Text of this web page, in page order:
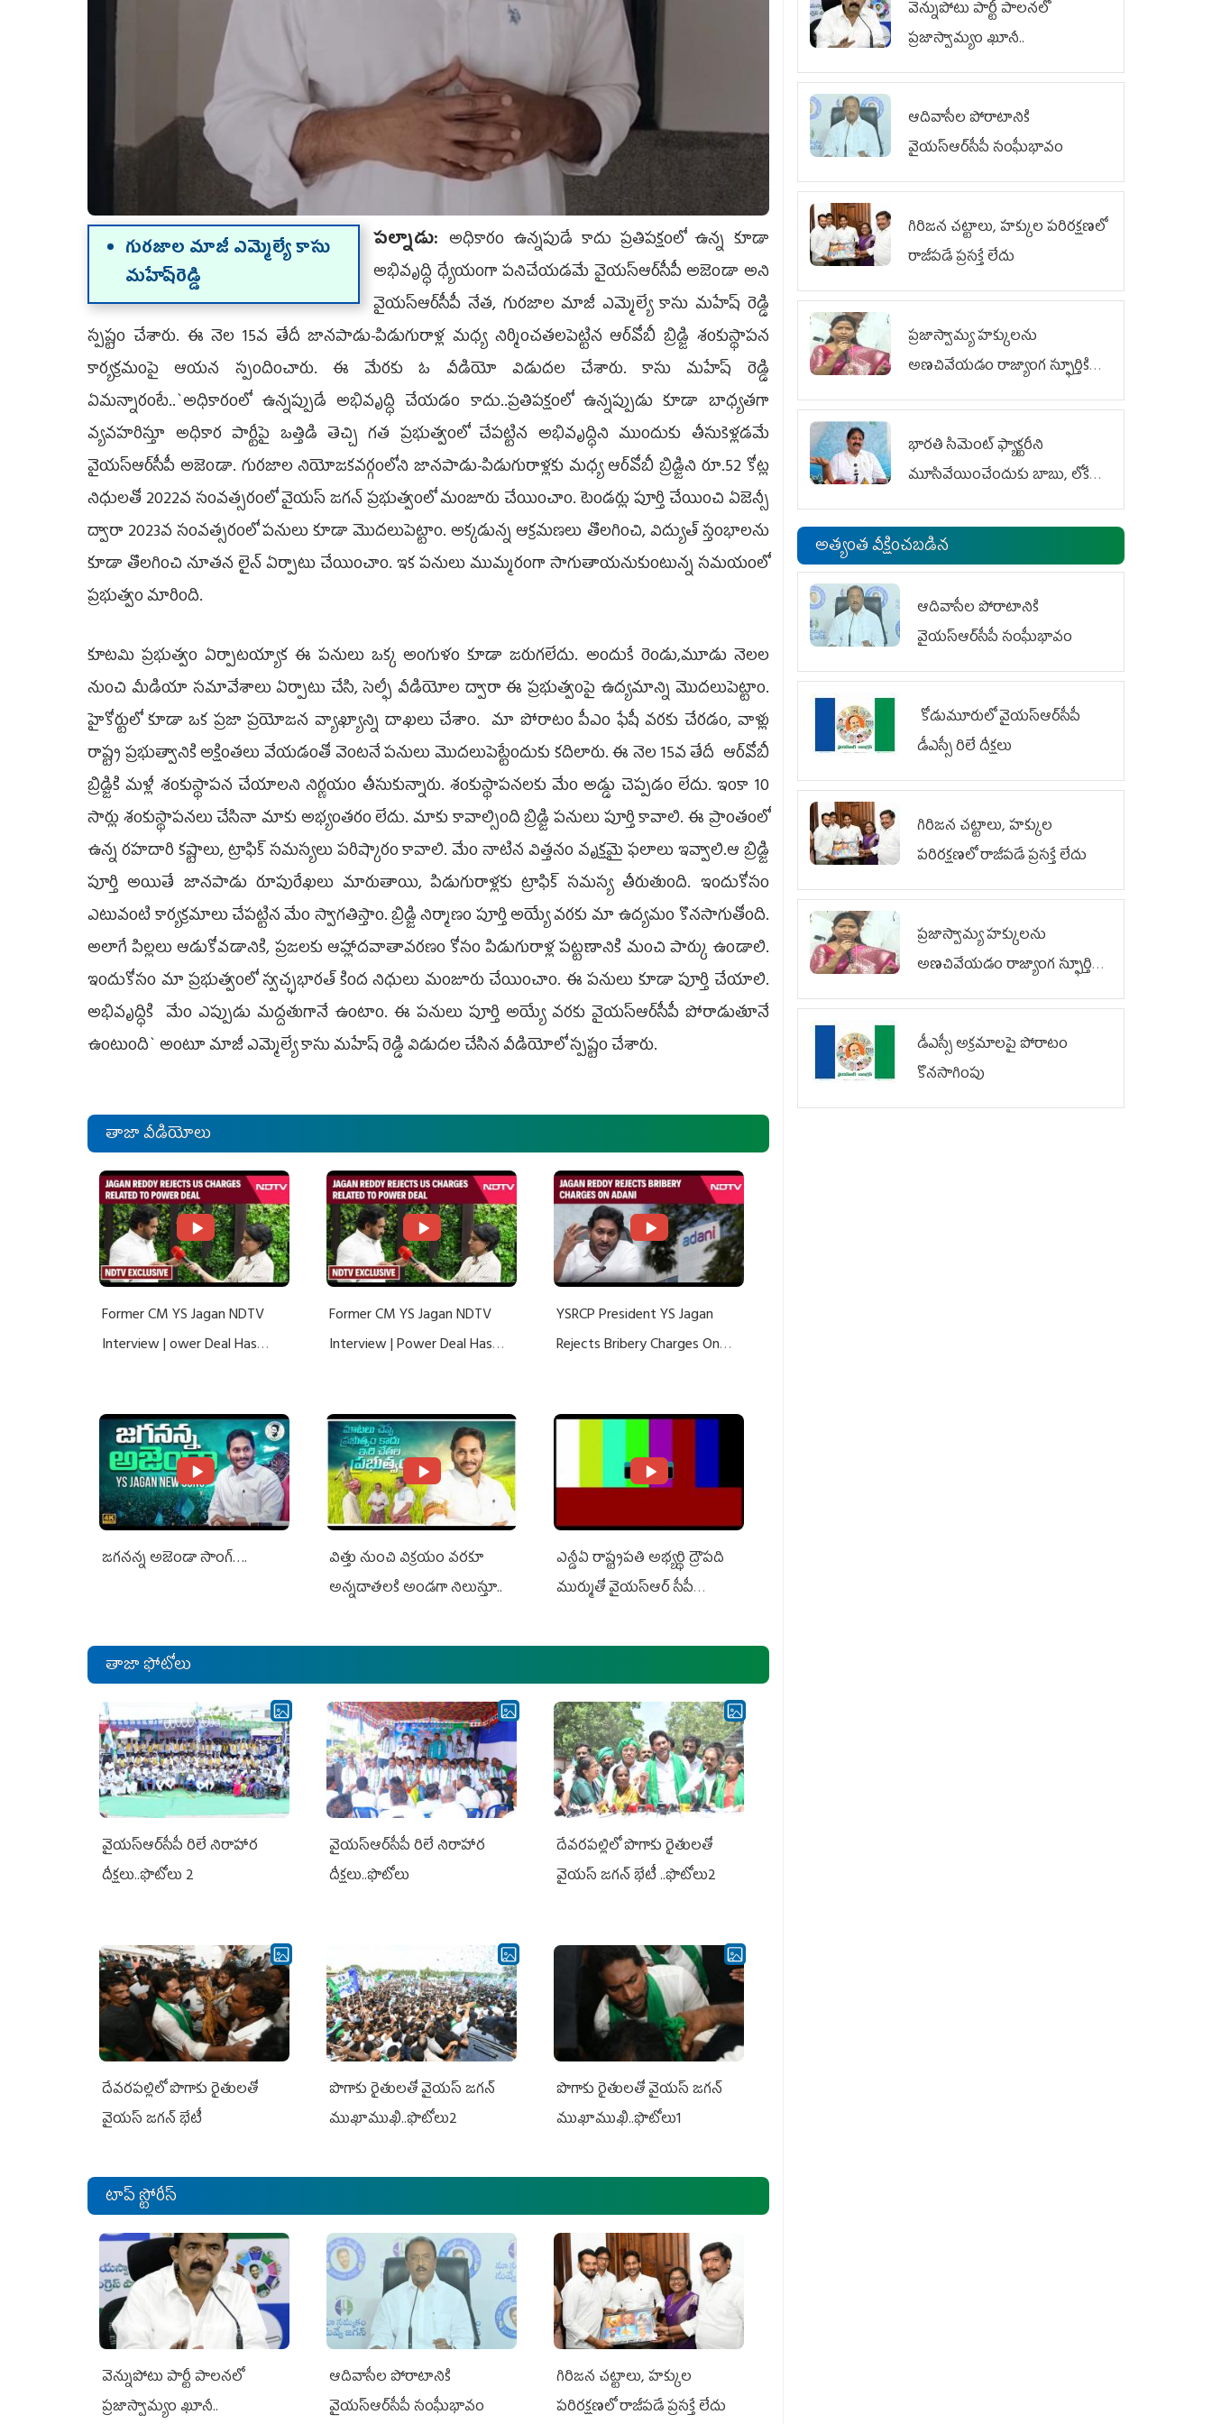
గుర‌జాల మాజీ ఎమ్మెల్యే కాసు
మహేష్‌రెడ్డి
ప‌ల్నాడు: అధికారం ఉన్నపుడే కాదు ప్రతిపక్షంలో ఉన్న కూడా
అభివృద్ధి ధ్యేయంగా పనిచేయడమే వైయ‌స్ఆర్‌సీపీ అజెండా అని
వైయ‌స్ఆర్‌సీపీ నేత‌, గుర‌జాల మాజీ ఎమ్మెల్యే కాసు మహేష్ రెడ్డి
స్ప‌ష్టం చేశారు. ఈ నెల 15వ తేదీ జాన‌పాడు-పిడుగురాళ్ల మ‌ధ్య నిర్మించ‌త‌ల‌పెట్టిన ఆర్‌వోబీ బ్రిడ్జి శంకుస్థాప‌న
కార్య‌క్ర‌మంపై ఆయ‌న స్పందించారు. ఈ మేర‌కు ఓ వీడియో విడుద‌ల చేశారు. కాసు మ‌హేష్ రెడ్డి
ఏమ‌న్నారంటే..`అధికారంలో ఉన్న‌ప్పుడే అభివృద్ధి చేయ‌డం కాదు..ప్ర‌తిప‌క్షంలో ఉన్న‌ప్పుడు కూడా బాధ్య‌త‌గా
వ్య‌వ‌హ‌రిస్తూ అధికార పార్టీపై ఒత్తిడి తెచ్చి గ‌త ప్ర‌భుత్వంలో చేప‌ట్టిన అభివృద్ధిని ముందుకు తీసుకెళ్ల‌డ‌మే
వైయ‌స్ఆర్‌సీపీ అజెండా. గుర‌జాల నియోజ‌క‌వ‌ర్గంలోని జాన‌పాడు-పిడుగురాళ్ల‌కు మ‌ధ్య ఆర్‌వోబీ బ్రిడ్జిని రూ.52 కోట్ల
నిధుల‌తో 2022వ సంవ‌త్స‌రంలో వైయ‌స్ జ‌గ‌న్ ప్ర‌భుత్వంలో మంజూరు చేయించాం. టెండ‌ర్లు పూర్తి చేయించి ఏజెన్సీ
ద్వారా 2023వ సంవ‌త్స‌రంలో ప‌నులు కూడా మొద‌లుపెట్టాం. అక్క‌డున్న ఆక్ర‌మ‌ణ‌లు తొల‌గించి, విద్యుత్ స్తంభాల‌ను
కూడా తొల‌గించి నూత‌న లైన్ ఏర్పాటు చేయించాం. ఇక ప‌నులు ముమ్మ‌రంగా సాగుతాయ‌నుకుంటున్న స‌మ‌యంలో
ప్ర‌భుత్వం మారింది.
కూట‌మి ప్ర‌భుత్వం ఏర్పాట‌య్యాక ఈ ప‌నులు ఒక్క అంగుళం కూడా జ‌రుగ‌లేదు. అందుకే రెండు,మూడు నెల‌ల
నుంచి మీడియా స‌మావేశాలు ఏర్పాటు చేసి, సెల్ఫీ వీడియోల ద్వారా ఈ ప్ర‌భుత్వంపై ఉద్య‌మాన్ని మొద‌లుపెట్టాం.
హైకోర్టులో కూడా ఒక ప్ర‌జా ప్ర‌యోజ‌న వ్యాఖ్యాన్ని దాఖ‌లు చేశాం. మా పోరాటం పీఎం ఫేషీ వ‌ర‌కు చేర‌డం, వాళ్లు
రాష్ట్ర ప్ర‌భుత్వానికి అక్షింత‌లు వేయ‌డంతో వెంట‌నే ప‌నులు మొద‌లుపెట్టేందుకు క‌దిలారు. ఈ నెల 15వ తేదీ ఆర్‌వోబీ
బ్రిడ్జికి మ‌ళ్లీ శంకుస్థాప‌న చేయాల‌ని నిర్ణ‌యం తీసుకున్నారు. శంకుస్థాప‌న‌ల‌కు మేం అడ్డు చెప్ప‌డం లేదు. ఇంకా 10
సార్లు శంకుస్థాప‌న‌లు చేసినా మాకు అభ్యంత‌రం లేదు. మాకు కావాల్సింది బ్రిడ్జి ప‌నులు పూర్తి కావాలి. ఈ ప్రాంతంలో
ఉన్న ర‌హ‌దారి క‌ష్టాలు, ట్రాఫిక్ స‌మ‌స్య‌లు ప‌రిష్కారం కావాలి. మేం నాటిన విత్త‌నం వృక్ష‌మై ఫ‌లాలు ఇవ్వాలి.ఆ బ్రిడ్జి
పూర్తి అయితే జాన‌పాడు రూపురేఖ‌లు మారుతాయి, పిడుగురాళ్ల‌కు ట్రాఫిక్ స‌మ‌స్య తీరుతుంది. ఇందుకోసం
ఎటువంటి కార్య‌క్ర‌మాలు చేప‌ట్టిన మేం స్వాగ‌తిస్తాం. బ్రిడ్జి నిర్మాణం పూర్తి అయ్యే వ‌ర‌కు మా ఉద్య‌మం కొన‌సాగుతోంది.
అలాగే పిల్ల‌లు ఆడుకోవ‌డానికి, ప్ర‌జ‌ల‌కు ఆహ్లాద‌వాతావ‌ర‌ణం కోసం పిడుగురాళ్ల ప‌ట్ట‌ణానికి మంచి పార్కు ఉండాలి.
ఇందుకోసం మా ప్ర‌భుత్వంలో స్వ‌చ్ఛ‌భార‌త్ కింద నిధులు మంజూరు చేయించాం. ఈ ప‌నులు కూడా పూర్తి చేయాలి.
అభివృద్ధికి మేం ఎప్పుడు మ‌ద్ద‌తుగానే ఉంటాం. ఈ ప‌నులు పూర్తి అయ్యే వ‌ర‌కు వైయ‌స్ఆర్‌సీపీ పోరాడుతూనే
ఉంటుంది` అంటూ మాజీ ఎమ్మెల్యే కాసు మ‌హేష్ రెడ్డి విడుద‌ల చేసిన వీడియోలో స్ప‌ష్టం చేశారు.
తాజా వీడియోలు
Former CM YS Jagan NDTV
Interview | ower Deal Has
Former CM YS Jagan NDTV
Interview | Power Deal Has
YSRCP President YS Jagan
Rejects Bribery Charges On
జగనన్న అజెండా సాంగ్….
విత్తు నుంచి విక్రయం వరకూ
అన్నదాతలకి అండగా నిలుస్తూ..
ఎన్డీఏ రాష్ట్ర‌ప‌తి అభ్య‌ర్థి ద్రౌప‌ది
ముర్ముతో వైయ‌స్ఆర్ సీపీ
ఎమ్మెల్యేలు, ఎంపీల స‌మావేశం
తాజా ఫోటోలు
వైయ‌స్ఆర్‌సీపీ రిలే నిరాహార
దీక్షలు..ఫొటోలు 2
వైయ‌స్ఆర్‌సీపీ రిలే నిరాహార
దీక్షలు..ఫొటోలు
దేవరపల్లిలో పొగాకు రైతులతో
వైయస్ జగన్ భేటీ ..ఫొటోలు2
దేవరపల్లిలో పొగాకు రైతులతో
వైయస్ జగన్ భేటీ
పొగాకు రైతుల‌తో వైయ‌స్ జ‌గ‌న్
ముఖాముఖి..ఫొటోలు2
పొగాకు రైతుల‌తో వైయ‌స్ జ‌గ‌న్
ముఖాముఖి..ఫొటోలు1
టాప్ స్టోరీస్
వెన్నుపోటు పార్టీ పాలనలో
ప్రజాస్వామ్యం ఖూనీ..
ఆదివాసీల పోరాటానికి
వైయ‌స్ఆర్‌సీపీ సంఘీభావం
గిరిజన చట్టాలు, హక్కుల
పరిరక్షణలో రాజీపడే ప్రసక్తే లేదు
వెన్నుపోటు పార్టీ పాలనలో
ప్రజాస్వామ్యం ఖూనీ..
ఆదివాసీల పోరాటానికి
వైయ‌స్ఆర్‌సీపీ సంఘీభావం
గిరిజన చట్టాలు, హక్కుల పరిరక్షణలో
రాజీపడే ప్రసక్తే లేదు
ప్రజాస్వామ్య హక్కులను
అణచివేయడం రాజ్యాంగ స్ఫూర్తికి
విరుద్ధం
భారతి సిమెంట్ ఫ్యాక్టరీని
మూసివేయించేందుకు బాబు, లోకేశ్
కుట్ర
అత్యంత వీక్షించబడిన
ఆదివాసీల పోరాటానికి
వైయ‌స్ఆర్‌సీపీ సంఘీభావం
కోడుమూరులో వైయ‌స్ఆర్‌సీపీ
డీఎస్సీ రిలే దీక్షలు
గిరిజన చట్టాలు, హక్కుల
పరిరక్షణలో రాజీపడే ప్రసక్తే లేదు
ప్రజాస్వామ్య హక్కులను
అణచివేయడం రాజ్యాంగ స్ఫూర్తికి
విరుద్ధం
డీఎస్సీ అక్రమాలపై పోరాటం
కొనసాగింపు